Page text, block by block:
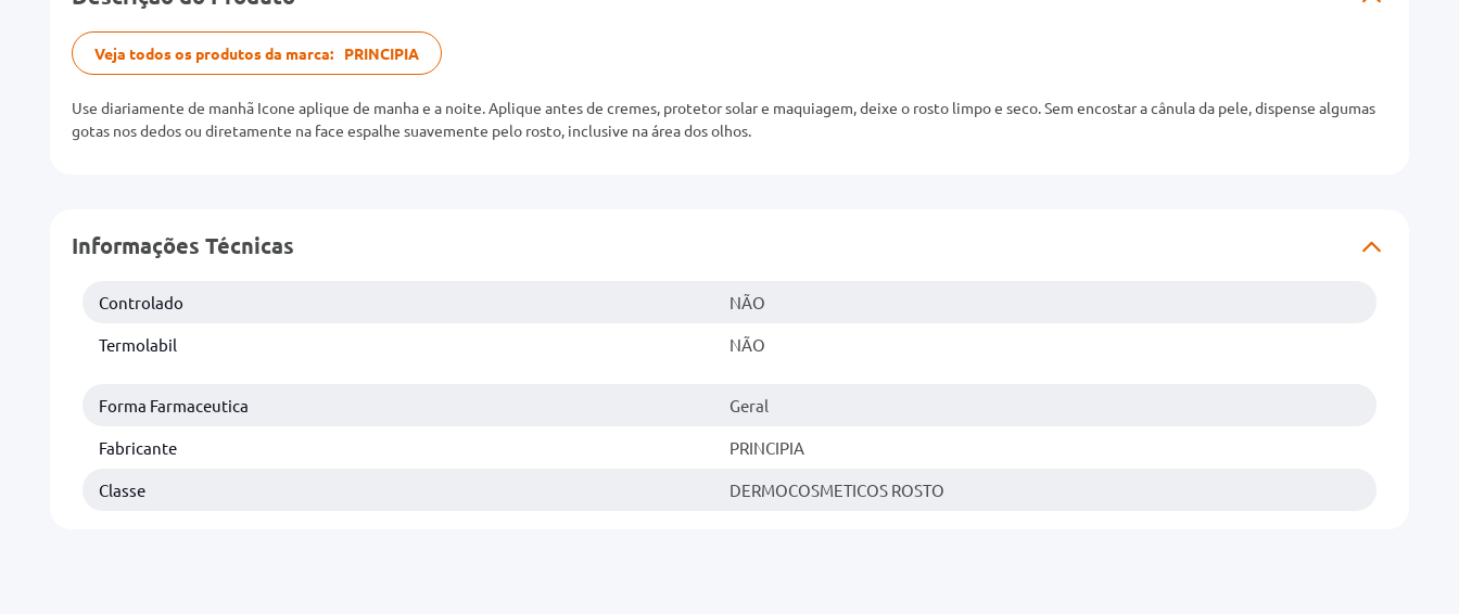
Veja todos os produtos da marca: PRINCIPIA
Use diariamente de manhã Icone aplique de manha e a noite. Aplique antes de cremes, protetor solar e maquiagem, deixe o rosto limpo e seco. Sem encostar a cânula da pele, dispense algumas
gotas nos dedos ou diretamente na face espalhe suavemente pelo rosto, inclusive na área dos olhos.
Informações Técnicas
Controlado NÃO
Termolabil NÃO
Forma Farmaceutica Geral
Fabricante PRINCIPIA
Classe DERMOCOSMETICOS ROSTO